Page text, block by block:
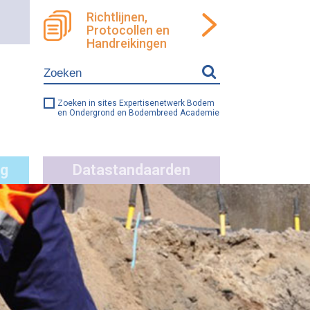
Richtlijnen,
Protocollen en
Handreikingen
Zoeken in sites Expertisenetwerk Bodem
en Ondergrond en Bodembreed Academie
Datastandaarden